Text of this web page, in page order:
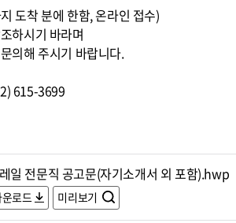
도착 분에 한함, 온라인 접수)
하시기 바라며
의해 주시기 바랍니다.
615-3699
일 전문직 공고문(자기소개서 외 포함).hwp
운로드 미리보기